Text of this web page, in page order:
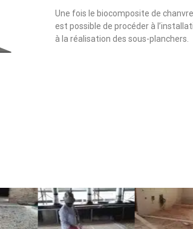
Une fois le biocomposite de
est possible de procéder à
à la réalisation des sous-planchers.